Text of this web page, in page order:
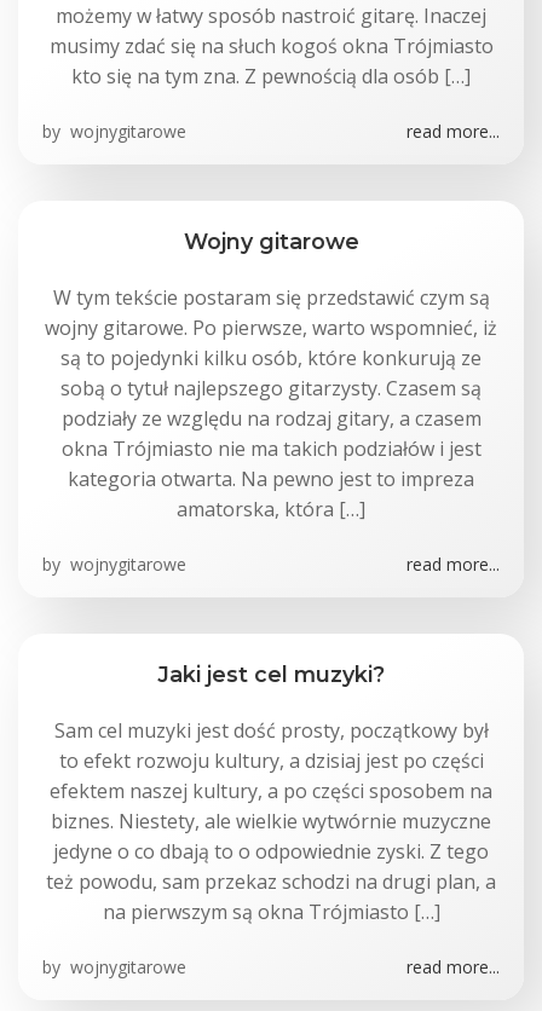
możemy w łatwy sposób nastroić gitarę. Inaczej
musimy zdać się na słuch kogoś okna Trójmiasto
kto się na tym zna. Z pewnością dla osób […]
by wojnygitarowe read more...
Wojny gitarowe
W tym tekście postaram się przedstawić czym są
wojny gitarowe. Po pierwsze, warto wspomnieć, iż
są to pojedynki kilku osób, które konkurują ze
sobą o tytuł najlepszego gitarzysty. Czasem są
podziały ze względu na rodzaj gitary, a czasem
okna Trójmiasto nie ma takich podziałów i jest
kategoria otwarta. Na pewno jest to impreza
amatorska, która […]
by wojnygitarowe read more...
Jaki jest cel muzyki?
Sam cel muzyki jest dość prosty, początkowy był
to efekt rozwoju kultury, a dzisiaj jest po części
efektem naszej kultury, a po części sposobem na
biznes. Niestety, ale wielkie wytwórnie muzyczne
jedyne o co dbają to o odpowiednie zyski. Z tego
też powodu, sam przekaz schodzi na drugi plan, a
na pierwszym są okna Trójmiasto […]
by wojnygitarowe read more...